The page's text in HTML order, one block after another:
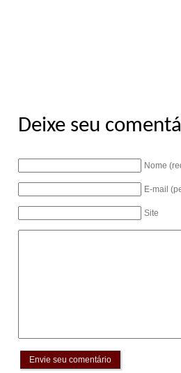
Deixe seu
Nome
E-mail
Site
Envie seu comentário